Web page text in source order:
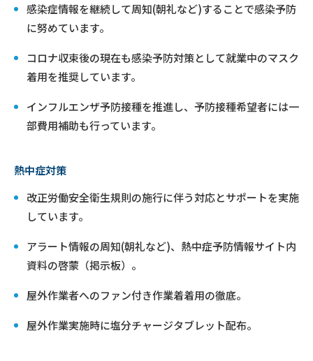
感染症情報を継続して周知(朝礼など)することで感染予防
に努めています。
コロナ収束後の現在も感染予防対策として就業中のマスク
着用を推奨しています。
インフルエンザ予防接種を推進し、予防接種希望者には一
部費用補助も行っています。
熱中症対策
改正労働安全衛生規則の施行に伴う対応とサポートを実施
しています。
アラート情報の周知(朝礼など)、熱中症予防情報サイト内
資料の啓蒙（掲示板）。
屋外作業者へのファン付き作業着着用の徹底。
屋外作業実施時に塩分チャージタブレット配布。